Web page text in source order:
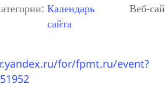
Календарь
сайта
for/fpmt.ru/event?
Веб-